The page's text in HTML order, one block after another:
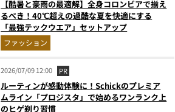
【酷暑と豪雨の最適解】全身コロンビアで揃え
るべき！40℃超えの過酷な夏を快適にする
「最強テックウエア」セットアップ
ファッション
2026/07/09 12:00 PR
ルーティンが感動体験に！Schickのプレミア
ムライン「プロジスタ」で始めるワンランク上
のヒゲ剃り習慣